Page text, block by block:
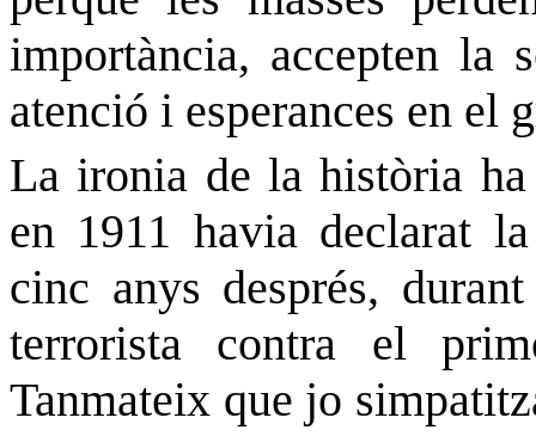
importància, accepten la
atenció i esperances en el
La ironia de la història
en 1911 havia declarat
cinc anys després,
terrorista contra el
Tanmateix que jo